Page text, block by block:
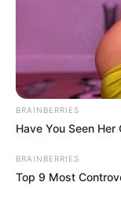
BRAINBERRIES
Have You Seen Her
BRAINBERRIES
Top 9 Most